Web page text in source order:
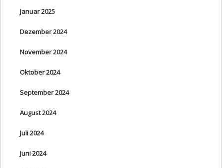
Januar 2025
Dezember 2024
November 2024
Oktober 2024
September 2024
August 2024
Juli 2024
Juni 2024